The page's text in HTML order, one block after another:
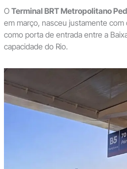
O Terminal BRT Metropolitano
em março, nasceu justamente
como porta de entrada entre a
capacidade do Rio.